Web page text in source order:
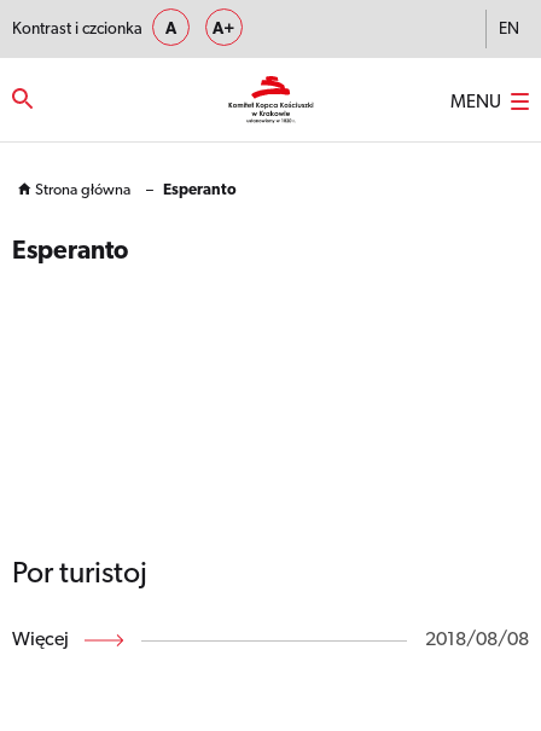
Kontrast i czcionka A A+ EN
MENU
Strona główna – Esperanto
Esperanto
Por turistoj
Więcej 2018/08/08